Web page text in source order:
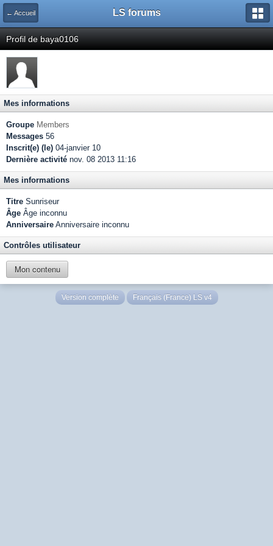
← Accueil LS forums
Profil de baya0106
Mes informations
Groupe Members
Messages 56
Inscrit(e) (le) 04-janvier 10
Dernière activité nov. 08 2013 11:16
Mes informations
Titre Sunriseur
Âge Âge inconnu
Anniversaire Anniversaire inconnu
Contrôles utilisateur
Mon contenu
Version complète Français (France) LS v4